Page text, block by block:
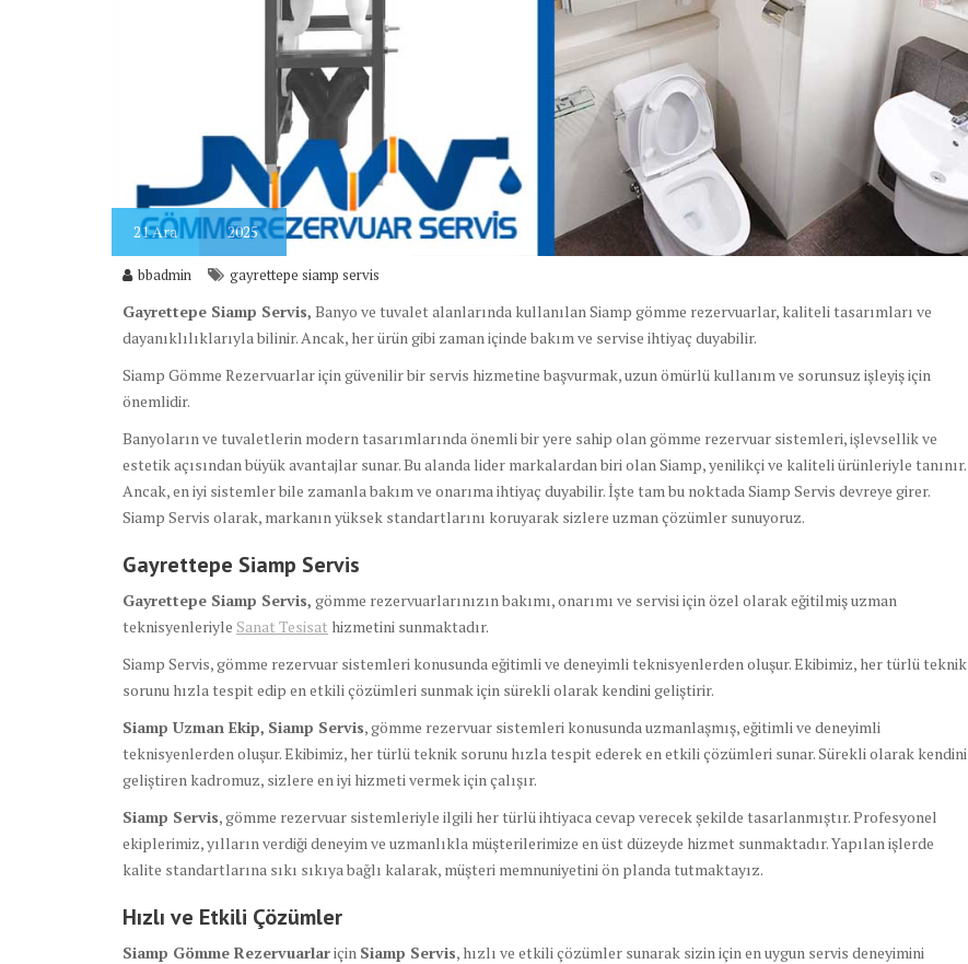
21Ara 2025
bbadmin gayrettepe siamp servis
Gayrettepe Siamp Servis, Banyo ve tuvalet alanlarında kullanılan Siamp gömme rezervuarlar, kaliteli tasarımları ve
dayanıklılıklarıyla bilinir. Ancak, her ürün gibi zaman içinde bakım ve servise ihtiyaç duyabilir.
Siamp Gömme Rezervuarlar için güvenilir bir servis hizmetine başvurmak, uzun ömürlü kullanım ve sorunsuz işleyiş için
önemlidir.
Banyoların ve tuvaletlerin modern tasarımlarında önemli bir yere sahip olan gömme rezervuar sistemleri, işlevsellik ve
estetik açısından büyük avantajlar sunar. Bu alanda lider markalardan biri olan Siamp, yenilikçi ve kaliteli ürünleriyle tanınır.
Ancak, en iyi sistemler bile zamanla bakım ve onarıma ihtiyaç duyabilir. İşte tam bu noktada Siamp Servis devreye girer.
Siamp Servis olarak, markanın yüksek standartlarını koruyarak sizlere uzman çözümler sunuyoruz.
Gayrettepe Siamp Servis
Gayrettepe Siamp Servis, gömme rezervuarlarınızın bakımı, onarımı ve servisi için özel olarak eğitilmiş uzman
teknisyenleriyle Sanat Tesisat hizmetini sunmaktadır.
Siamp Servis, gömme rezervuar sistemleri konusunda eğitimli ve deneyimli teknisyenlerden oluşur. Ekibimiz, her türlü teknik
sorunu hızla tespit edip en etkili çözümleri sunmak için sürekli olarak kendini geliştirir.
Siamp Uzman Ekip, Siamp Servis, gömme rezervuar sistemleri konusunda uzmanlaşmış, eğitimli ve deneyimli
teknisyenlerden oluşur. Ekibimiz, her türlü teknik sorunu hızla tespit ederek en etkili çözümleri sunar. Sürekli olarak kendini
geliştiren kadromuz, sizlere en iyi hizmeti vermek için çalışır.
Siamp Servis, gömme rezervuar sistemleriyle ilgili her türlü ihtiyaca cevap verecek şekilde tasarlanmıştır. Profesyonel
ekiplerimiz, yılların verdiği deneyim ve uzmanlıkla müşterilerimize en üst düzeyde hizmet sunmaktadır. Yapılan işlerde
kalite standartlarına sıkı sıkıya bağlı kalarak, müşteri memnuniyetini ön planda tutmaktayız.
Hızlı ve Etkili Çözümler
Siamp Gömme Rezervuarlariçin Siamp Servis, hızlı ve etkili çözümler sunarak sizin için en uygun servis deneyimini